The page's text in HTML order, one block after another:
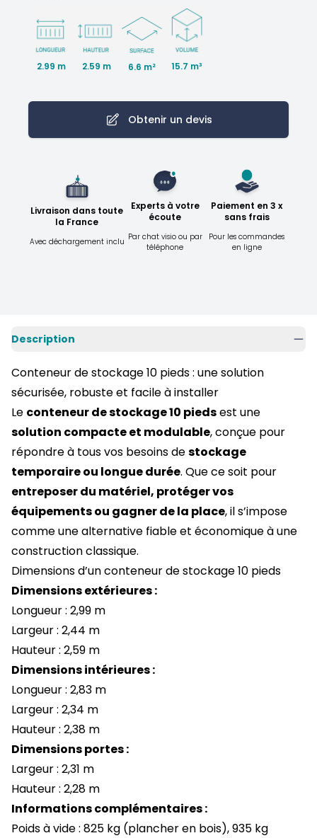
2.99 m 2.59 m 6.6 m² 15.7 m³
Obtenir un devis
Livraison dans toute
la France
Avec déchargement inclu
Experts à votre
écoute
Par chat visio ou par
téléphone
Paiement en 3 x
sans frais
Pour les commandes
en ligne
Description
Conteneur de stockage 10 pieds : une solution
sécurisée, robuste et facile à installer
Le conteneur de stockage 10 piedsest une
solution compacte et modulable, conçue pour
répondre à tous vos besoins destockage
temporaire ou longue durée. Que ce soit pour
entreposer du matériel, protéger vos
équipements ou gagner de la place, il s’impose
comme une alternative fiable et économique à une
construction classique.
Dimensions d’un conteneur de stockage 10 pieds
Dimensions extérieures :
Longueur : 2,99 m
Largeur : 2,44 m
Hauteur : 2,59 m
Dimensions intérieures :
Longueur : 2,83 m
Largeur : 2,34 m
Hauteur : 2,38 m
Dimensions portes :
Largeur : 2,31 m
Hauteur : 2,28 m
Informations complémentaires :
Poids à vide : 825 kg (plancher en bois), 935 kg